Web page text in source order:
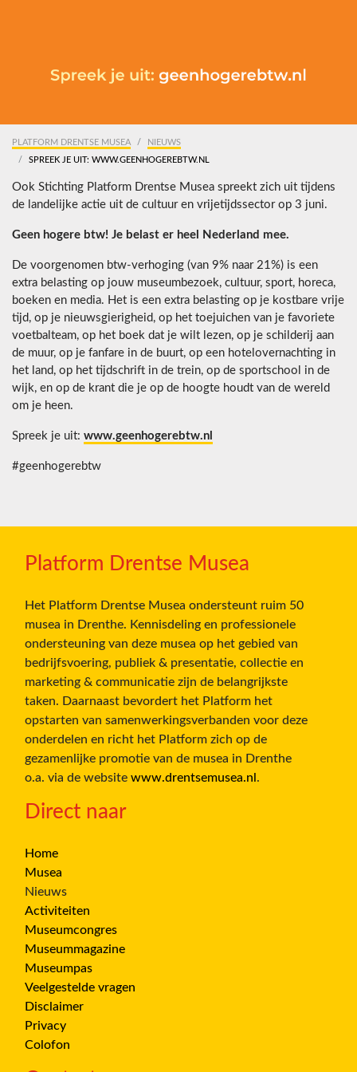
PLATFORM DRENTSE MUSEA
NIEUWS
SPREEK JE UIT: WWW.GEENHOGEREBTW.NL
Ook Stichting Platform Drentse Musea spreekt zich uit tijdens
de landelijke actie uit de cultuur en vrijetijdssector op 3 juni.
Geen hogere btw! Je belast er heel Nederland mee.
De voorgenomen btw-verhoging (van 9% naar 21%) is een
extra belasting op jouw museumbezoek, cultuur, sport, horeca,
boeken en media. Het is een extra belasting op je kostbare vrije
tijd, op je nieuwsgierigheid, op het toejuichen van je favoriete
voetbalteam, op het boek dat je wilt lezen, op je schilderij aan
de muur, op je fanfare in de buurt, op een hotelovernachting in
het land, op het tijdschrift in de trein, op de sportschool in de
wijk, en op de krant die je op de hoogte houdt van de wereld
om je heen.
Spreek je uit: www.geenhogerebtw.nl
#geenhogerebtw
Platform Drentse Musea
Het Platform Drentse Musea ondersteunt ruim 50
musea in Drenthe. Kennisdeling en professionele
ondersteuning van deze musea op het gebied van
bedrijfsvoering, publiek & presentatie, collectie en
marketing & communicatie zijn de belangrijkste
taken. Daarnaast bevordert het Platform het
opstarten van samenwerkingsverbanden voor deze
onderdelen en richt het Platform zich op de
gezamenlijke promotie van de musea in Drenthe
o.a. via de website www.drentsemusea.nl .
Direct naar
Home
Musea
Nieuws
Activiteiten
Museumcongres
Museummagazine
Museumpas
Veelgestelde vragen
Disclaimer
Privacy
Colofon